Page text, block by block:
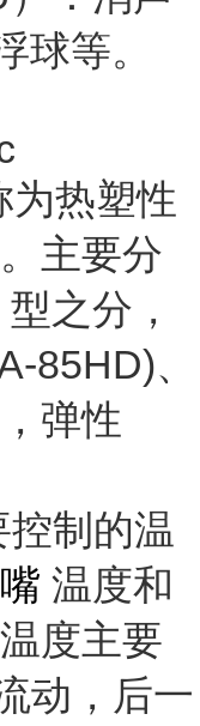
球等。
为热塑性
主要分
型之分，
85HD)、
弹性
控制的温
温度和
度主要
动，后一